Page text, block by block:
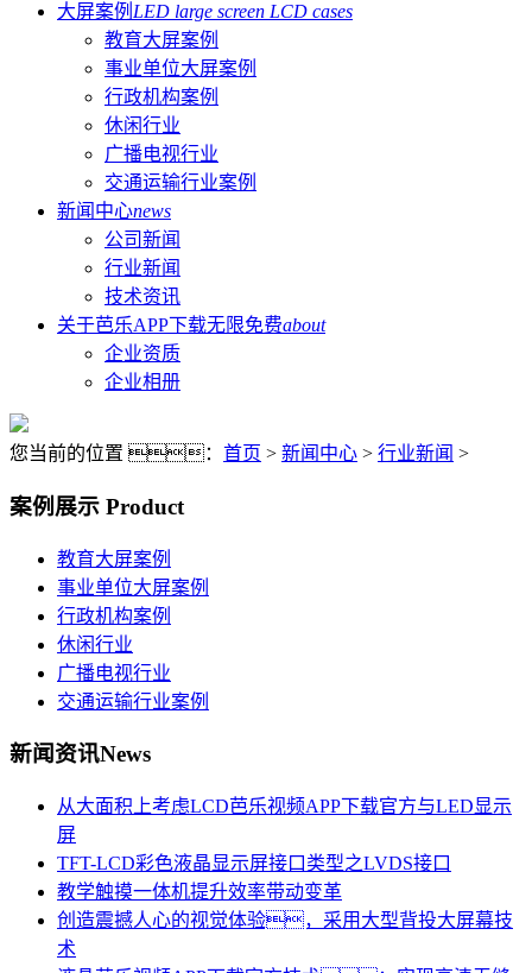
大屏案例 LED large screen LCD cases
教育大屏案例
事业单位大屏案例
行政机构案例
休闲行业
广播电视行业
交通运输行业案例
新闻中心news
公司新闻
行业新闻
技术资讯
关于芭乐APP下载无限免费about
企业资质
企业相册
您当前的位置 ： 首页 > 新闻中心 > 行业新闻 >
案例展示 Product
教育大屏案例
事业单位大屏案例
行政机构案例
休闲行业
广播电视行业
交通运输行业案例
新闻资讯News
从大面积上考虑LCD芭乐视频APP下载官方与LED显示
屏
TFT-LCD彩色液晶显示屏接口类型之LVDS接口
教学触摸一体机提升效率带动变革
创造震撼人心的视觉体验，采用大型背投大屏幕技
术